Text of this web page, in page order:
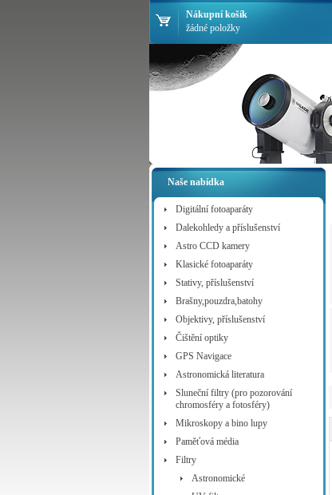
Naše nabídka
Digitální fotoaparáty
Dalekohledy a příslušenství
Astro CCD kamery
Klasické fotoaparáty
Stativy, příslušenství
Brašny,pouzdra,batohy
Objektivy, příslušenství
Čištění optiky
GPS Navigace
Astronomická literatura
Sluneční filtry (pro pozorování
chromosféry a fotosféry)
Mikroskopy a bino lupy
Paměťová média
Filtry
Astronomické
Nákupní košík
žádné položky